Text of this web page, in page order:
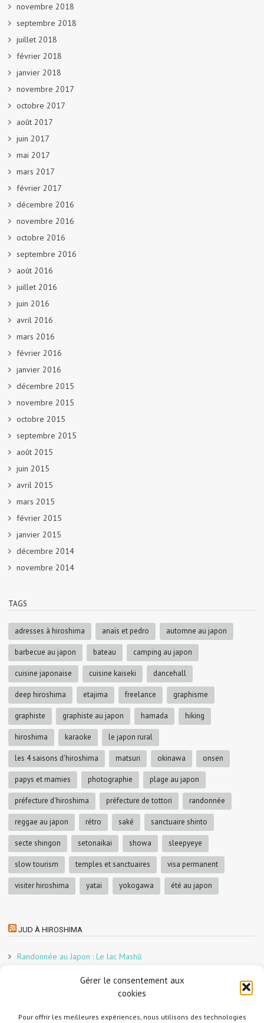
Gérer le consentement aux
cookies
Pour offrir les meilleures expériences, nous utilisons des technologies
novembre 2018
septembre 2018
juillet 2018
février 2018
janvier 2018
novembre 2017
octobre 2017
août 2017
juin 2017
mai 2017
mars 2017
février 2017
décembre 2016
novembre 2016
octobre 2016
septembre 2016
août 2016
juillet 2016
juin 2016
avril 2016
mars 2016
février 2016
janvier 2016
décembre 2015
novembre 2015
octobre 2015
septembre 2015
août 2015
juin 2015
avril 2015
mars 2015
février 2015
janvier 2015
décembre 2014
novembre 2014
TAGS
adresses à hiroshima anaïs et pedro automne au japon
barbecue au japon bateau camping au japon
cuisine japonaise cuisine kaiseki dancehall
deep hiroshima etajima freelance graphisme
graphiste graphiste au japon hamada hiking
hiroshima karaoke le japon rural
les 4 saisons d'hiroshima matsuri okinawa onsen
papys et mamies photographie plage au japon
préfecture d'hiroshima préfecture de tottori randonnée
reggae au japon rétro saké sanctuaire shinto
secte shingon setonaikai showa sleepyeye
slow tourism temples et sanctuaires visa permanent
visiter hiroshima yatai yokogawa été au japon
JUD À HIROSHIMA
Randonnée au Japon : Le lac Mashū
En direct sur Adobe France !
Un café et des cabanes dans la forêt